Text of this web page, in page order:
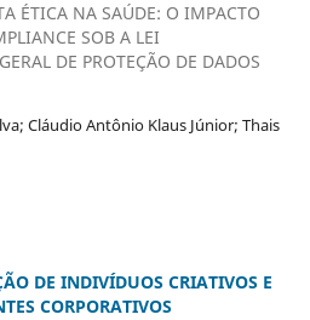
ÉTICA NA SAÚDE: O IMPACTO
SOB A LEI
DE PROTEÇÃO DE DADOS
Cláudio Antônio Klaus Júnior; Thais
DE INDIVÍDUOS CRIATIVOS E
CORPORATIVOS